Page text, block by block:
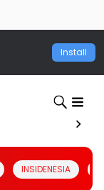
Install
INSIDENESIA